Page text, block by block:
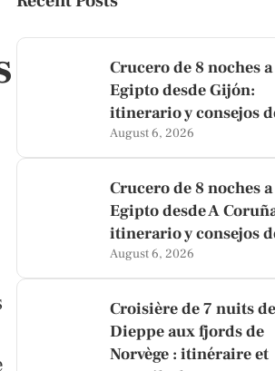
Crucero de 8 noches a
Egipto desde Gijón:
itinerario y consejos
August 6, 2026
Crucero de 8 noches a
Egipto desde A
itinerario y consejos
August 6, 2026
Croisière de 7 nuits de
Dieppe aux fjords de
Norvège : itinéraire et